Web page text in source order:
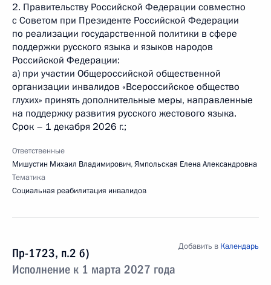
2. Правительству Российской Федерации совместно
с Советом при Президенте Российской Федерации
по реализации государственной политики в сфере
поддержки русского языка и языков народов
Российской Федерации:
а) при участии Общероссийской общественной
организации инвалидов «Всероссийское общество
глухих» принять дополнительные меры, направленные
на поддержку развития русского жестового языка.
Срок – 1 декабря 2026 г.;
Ответственные
Мишустин Михаил Владимирович,Ямпольская Елена Александровна
Тематика
Социальная реабилитация инвалидов
Пр-1723, п.2 б)
Исполнение к 1 марта 2027 года
Добавить в Календарь